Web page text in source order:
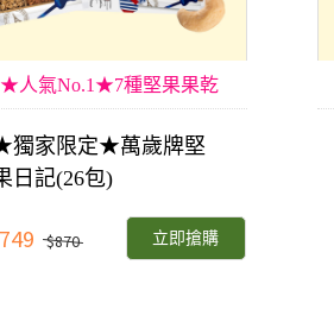
★人氣No.1★7種堅果果乾
獨家限定★萬歲牌堅
日記(26包)
$870 立即搶購